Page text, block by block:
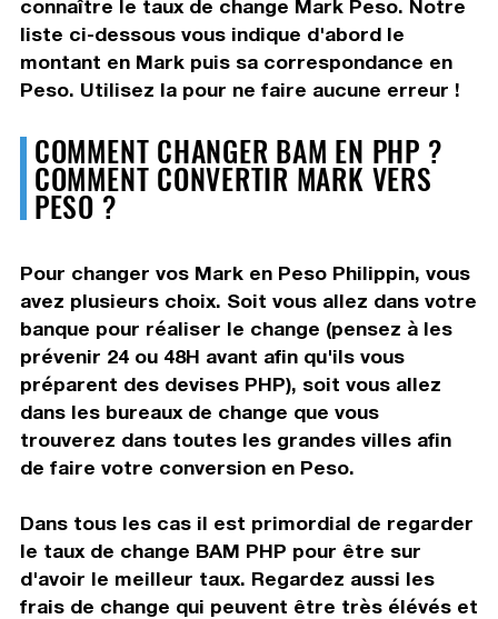
connaître le taux de change Mark Peso. Notre
liste ci-dessous vous indique d'abord le
montant en Mark puis sa correspondance en
Peso. Utilisez la pour ne faire aucune erreur !
COMMENT CHANGER BAM EN PHP ?
COMMENT CONVERTIR MARK VERS
PESO ?
Pour changer vos Mark en Peso Philippin, vous
avez plusieurs choix. Soit vous allez dans votre
banque pour réaliser le change (pensez à les
prévenir 24 ou 48H avant afin qu'ils vous
préparent des devises PHP), soit vous allez
dans les bureaux de change que vous
trouverez dans toutes les grandes villes afin
de faire votre conversion en Peso.
Dans tous les cas il est primordial de regarder
le taux de change BAM PHP pour être sur
d'avoir le meilleur taux. Regardez aussi les
frais de change qui peuvent être très élévés et